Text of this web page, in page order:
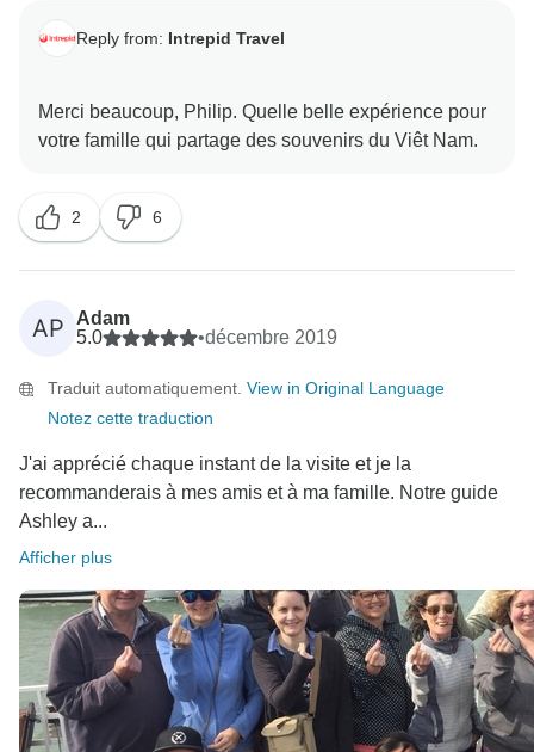
Reply from: Intrepid Travel
Merci beaucoup, Philip. Quelle belle expérience pour
2 6
AP
Adam
5.0
•décembre 2019
Traduit automatiquement. View in Original Language
Notez cette traduction
J'ai apprécié chaque instant de la visite et je la
recommanderais à mes amis et à ma famille. Notre guide
Ashley a...
Afficher plus